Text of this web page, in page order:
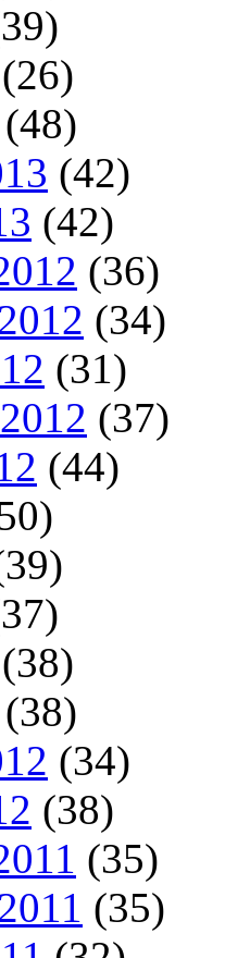
(26)
(48)
(42)
(42)
(36)
(34)
(31)
(37)
(44)
(38)
(38)
(34)
(38)
(35)
(35)